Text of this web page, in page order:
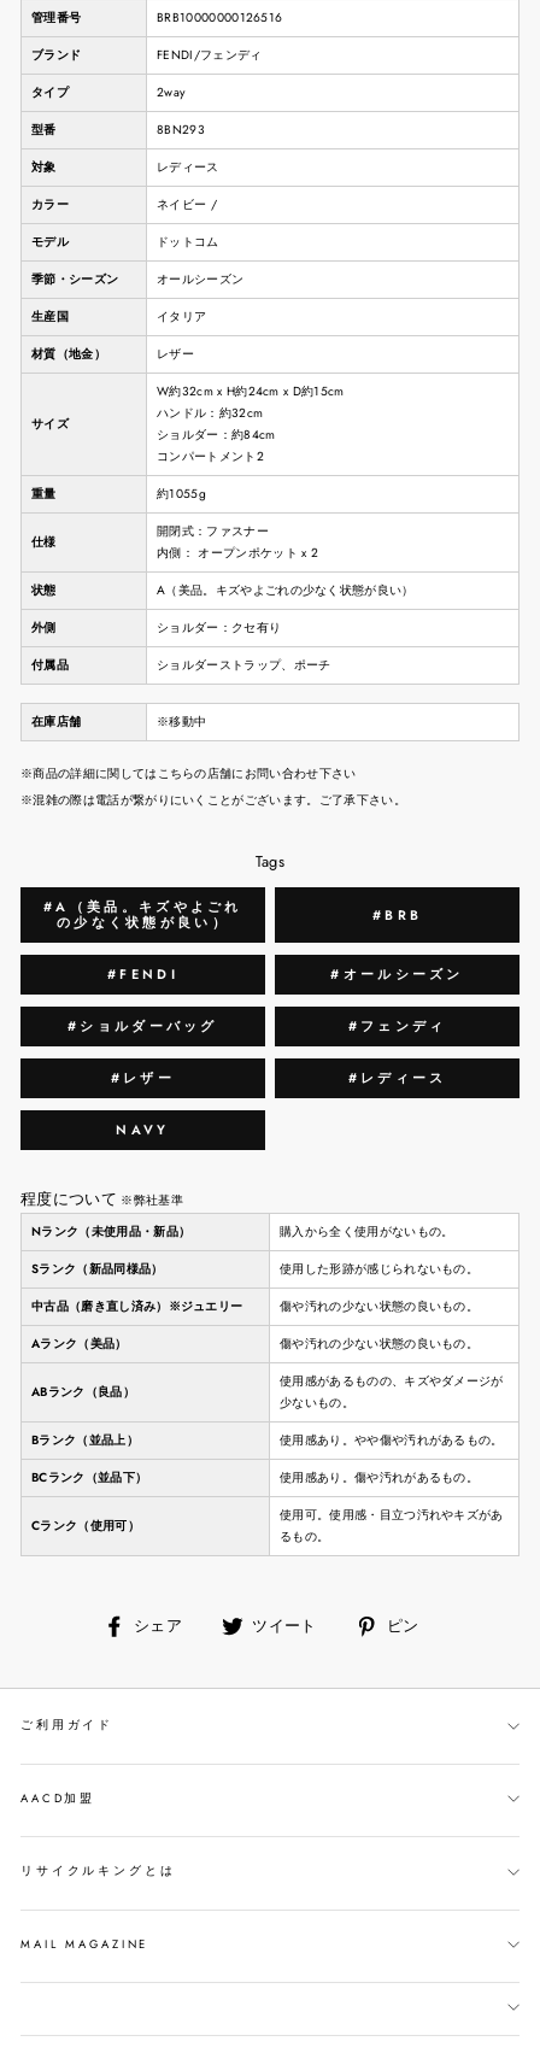
管理番号 BRB10000000126516
ブランド FENDI/フェンディ
タイプ 2way
型番 8BN293
対象 レディース
カラー ネイビー /
モデル ドットコム
季節・シーズン オールシーズン
生産国 イタリア
材質（地金） レザー
サイズ
W約32cm x H約24cm x D約15cm
ハンドル：約32cm
ショルダー：約84cm
コンパートメント2
重量 約1055g
仕様
開閉式：ファスナー
内側： オープンポケット x 2
状態 A（美品。キズやよごれの少なく状態が良い）
外側 ショルダー：クセ有り
付属品 ショルダーストラップ、ポーチ
在庫店舗 ※移動中
※商品の詳細に関してはこちらの店舗にお問い合わせ下さい
※混雑の際は電話が繋がりにいくことがございます。ご了承下さい。
Tags
#A（美品。キズやよごれ
の少なく状態が良い）
#BRB
#FENDI #オールシーズン
#ショルダーバッグ #フェンディ
#レザー #レディース
NAVY
程度について ※弊社基準
Nランク（未使用品・新品）
購入から全く使用がないもの。
Sランク（新品同様品） 使用した形跡が感じられないもの。
中古品（磨き直し済み）※ジュエリー 傷や汚れの少ない状態の良いもの。
Aランク（美品） 傷や汚れの少ない状態の良いもの。
ABランク（良品）
使用感があるものの、キズやダメージが
少ないもの。
Bランク（並品上） 使用感あり。やや傷や汚れがあるもの。
BCランク（並品下） 使用感あり。傷や汚れがあるもの。
Cランク（使用可）
使用可。使用感・目立つ汚れやキズがあ
るもの。
シェア
facebookツイート ピン
ご利用ガイド
AACD加盟
リサイクルキングとは
MAIL MAGAZINE